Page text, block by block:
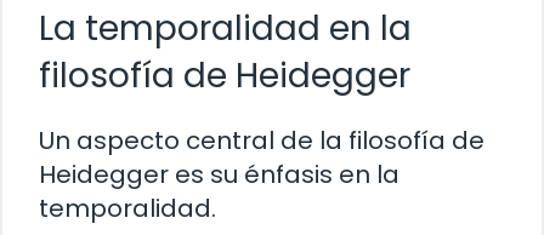
La temporalidad en la
filosofía de Heidegger
Un aspecto central de la filosofía de
Heidegger es su énfasis en la
temporalidad.